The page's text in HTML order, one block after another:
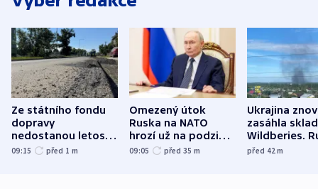
Ze státního fondu
dopravy
nedostanou letos
kraje na silnice ani
09:15 před 1 m
Omezený útok
Ruska na NATO
hrozí už na podzim,
varují tajné služby
09:05 před 35 m
Ukrajina
zasáhla
Wildberies.
útočili v
před 42m